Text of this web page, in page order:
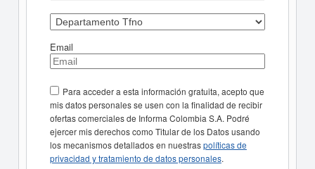
Email
Para acceder a esta información gratuita, acepto que
mis datos personales se usen con la finalidad de recibir
ofertas comerciales de Informa Colombia S.A. Podré
ejercer mis derechos como Titular de los Datos usando
los mecanismos detallados en nuestraspolíticas de
privacidad y tratamiento de datos personales.